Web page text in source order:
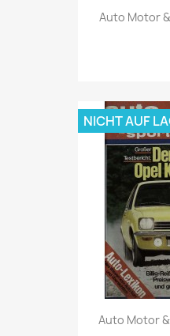

Auto Motor

Auto Motor
NICHT AUF